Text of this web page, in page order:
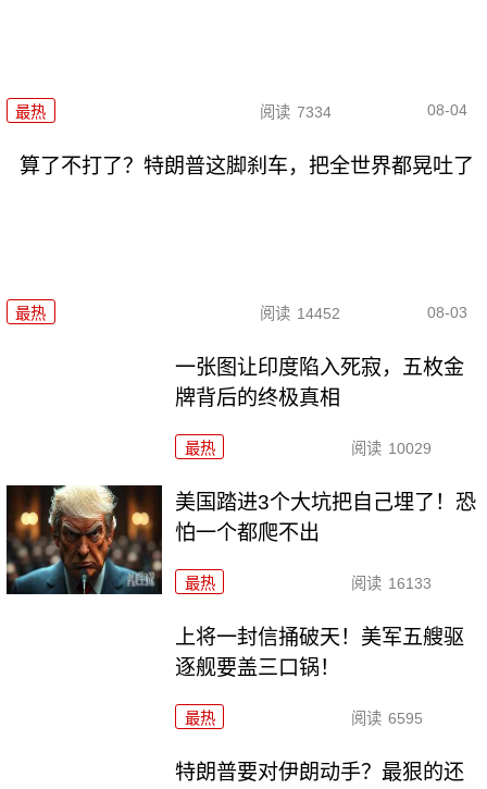
最热 阅读 7334 08-04
算了不打了？特朗普这脚刹车，把全世界都晃吐了
最热 阅读 14452 08-03
一张图让印度陷入死寂，五枚金
牌背后的终极真相
最热 阅读 10029
美国踏进3个大坑把自己埋了！恐
怕一个都爬不出
最热 阅读 16133
上将一封信捅破天！美军五艘驱
逐舰要盖三口锅！
最热 阅读 6595
特朗普要对伊朗动手？最狠的还